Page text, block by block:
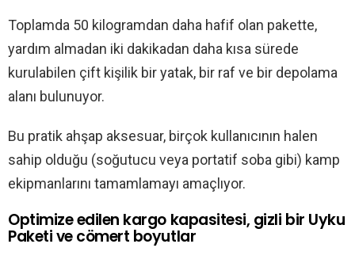
Toplamda 50 kilogramdan daha hafif olan pakette,
yardım almadan iki dakikadan daha kısa sürede
kurulabilen çift kişilik bir yatak, bir raf ve bir depolama
alanı bulunuyor.
Bu pratik ahşap aksesuar, birçok kullanıcının halen
sahip olduğu (soğutucu veya portatif soba gibi) kamp
ekipmanlarını tamamlamayı amaçlıyor.
Optimize edilen kargo kapasitesi, gizli bir Uyku
Paketi ve cömert boyutlar